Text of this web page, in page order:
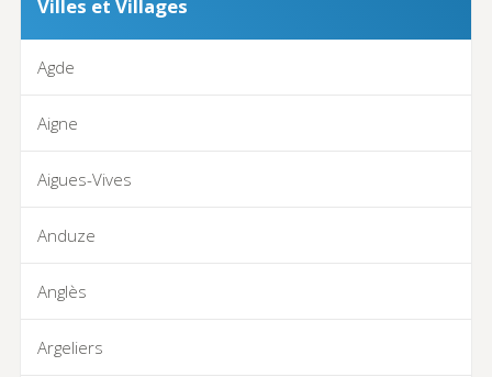
Villes et Villages
Agde
Aigne
Aigues-Vives
Anduze
Anglès
Argeliers